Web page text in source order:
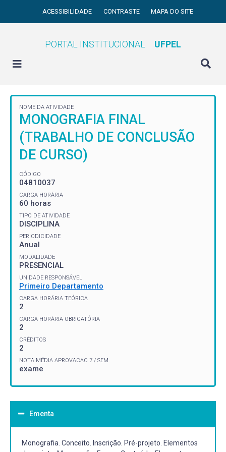
ACESSIBILIDADE CONTRASTE MAPA DO SITE
PORTAL INSTITUCIONAL UFPEL
NOME DA ATIVIDADE
MONOGRAFIA FINAL
(TRABALHO DE CONCLUSÃO
DE CURSO)
CÓDIGO
04810037
CARGA HORÁRIA
60 horas
TIPO DE ATIVIDADE
DISCIPLINA
PERIODICIDADE
Anual
MODALIDADE
PRESENCIAL
UNIDADE RESPONSÁVEL
Primeiro Departamento
CARGA HORÁRIA TEÓRICA
2
CARGA HORÁRIA OBRIGATÓRIA
2
CRÉDITOS
2
NOTA MÉDIA APROVACAO 7 / SEM
exame
Ementa
Monografia. Conceito. Inscrição. Pré-projeto. Elementos